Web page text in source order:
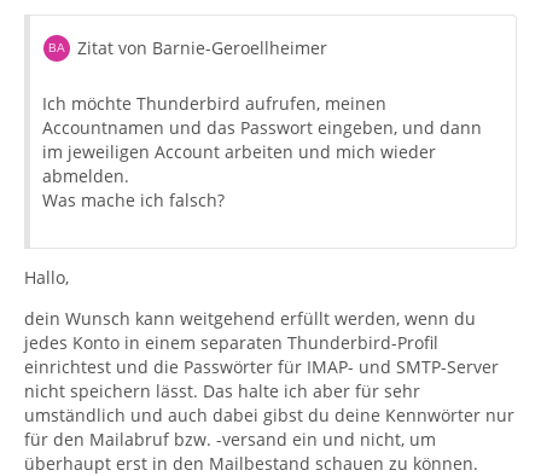
Zitat von Barnie-Geroellheimer
Ich möchte Thunderbird aufrufen, meinen
Accountnamen und das Passwort eingeben, und dann
im jeweiligen Account arbeiten und mich wieder
abmelden.
Was mache ich falsch?
Hallo,
dein Wunsch kann weitgehend erfüllt werden, wenn du
jedes Konto in einem separaten Thunderbird-Profil
einrichtest und die Passwörter für IMAP- und SMTP-Server
nicht speichern lässt. Das halte ich aber für sehr
umständlich und auch dabei gibst du deine Kennwörter nur
für den Mailabruf bzw. -versand ein und nicht, um
überhaupt erst in den Mailbestand schauen zu können.